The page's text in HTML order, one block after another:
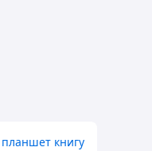
книгу